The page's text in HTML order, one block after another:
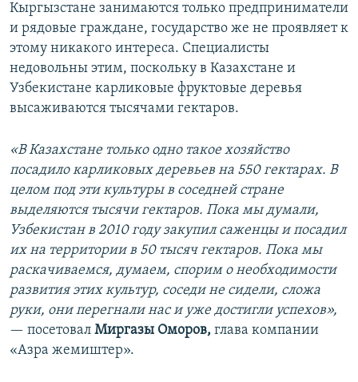
Кыргызстане занимаются только предприниматели
и рядовые граждане, государство же не проявляет к
этому никакого интереса. Специалисты
недовольны этим, поскольку в Казахстане и
Узбекистане карликовые фруктовые деревья
высаживаются тысячами гектаров.
«В Казахстане только одно такое хозяйство
посадило карликовых деревьев на 550 гектарах. В
целом под эти культуры в соседней стране
выделяются тысячи гектаров. Пока мы думали,
Узбекистан в 2010 году закупил саженцы и посадил
их на территории в 50 тысяч гектаров. Пока мы
раскачиваемся, думаем, спорим о необходимости
развития этих культур, соседи не сидели, сложа
руки, они перегнали нас и уже достигли успехов»,
— посетовал Миргазы Оморов, глава компании
«Азра жемиштер».